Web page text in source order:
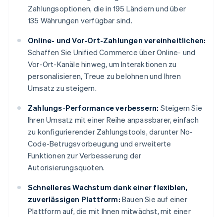
Zahlungsoptionen, die in 195 Ländern und über
135 Währungen verfügbar sind.
Online- und Vor-Ort-Zahlungen vereinheitlichen:
Schaffen Sie Unified Commerce über Online- und
Vor-Ort-Kanäle hinweg, um Interaktionen zu
personalisieren, Treue zu belohnen und Ihren
Umsatz zu steigern.
Zahlungs-Performance verbessern: Steigern Sie
Ihren Umsatz mit einer Reihe anpassbarer, einfach
zu konfigurierender Zahlungstools, darunter No-
Code-Betrugsvorbeugung und erweiterte
Funktionen zur Verbesserung der
Autorisierungsquoten.
Schnelleres Wachstum dank einer flexiblen,
zuverlässigen Plattform: Bauen Sie auf einer
Plattform auf, die mit Ihnen mitwächst, mit einer